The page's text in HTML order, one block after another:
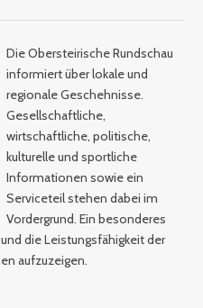
Die Obersteirische Rundschau
informiert über lokale und
regionale Geschehnisse.
Gesellschaftliche,
wirtschaftliche, politische,
kulturelle und sportliche
Informationen sowie ein
Serviceteil stehen dabei im
Vordergrund. Ein besonderes
die Leistungsfähigkeit der
aufzuzeigen.